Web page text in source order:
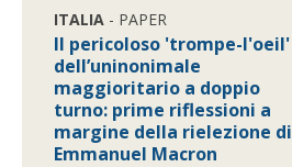
ITALIA - PAPER
Il pericoloso 'trompe-l'oeil'
dell’uninonimale
maggioritario a doppio
turno: prime riflessioni a
margine della rielezione di
Emmanuel Macron